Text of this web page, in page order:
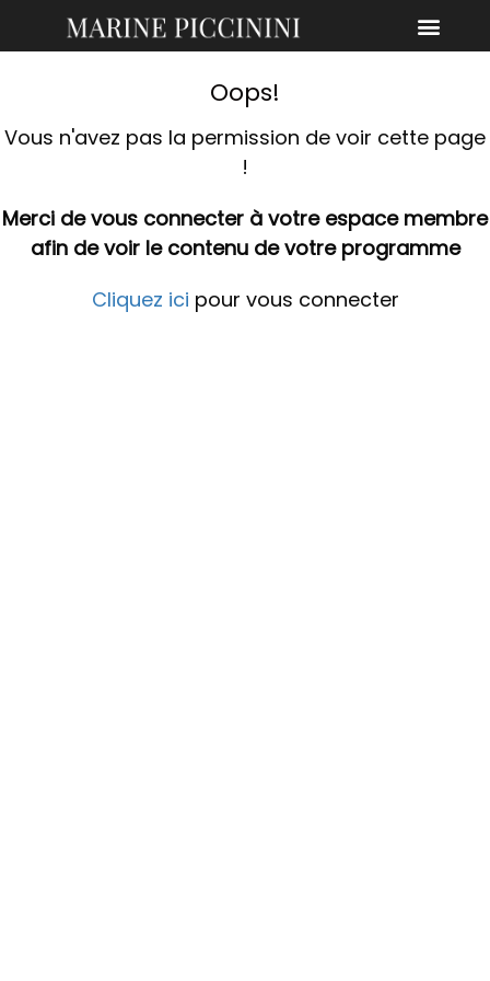
Oops!
Vous n'avez pas la permission de voir cette page
!
Merci de vous connecter à votre espace membre
afin de voir le contenu de votre programme
Cliquez ici pour vous connecter